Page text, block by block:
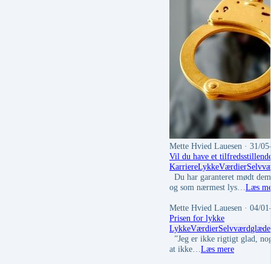
Mette Hvied Lauesen · 31/
Vil du have et
KarriereLykkeVærdier
Du har garanteret mødt
og som nærmest lys… Læs
Mette Hvied Lauesen · 04/
Prisen for lykke
LykkeVærdierSelvværdglæde
”Jeg er ikke rigtigt glad,
at ikke… Læs mere